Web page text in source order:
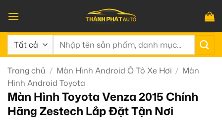
qua
nội
dung
Tìm
Trang chủ / Màn Hình Android Ô Tô Xe Hơi / Màn
Hình Android Toyota
Màn Hình Toyota Venza 2015 Chính
Hãng Zestech Lắp Đặt Tận Nơi